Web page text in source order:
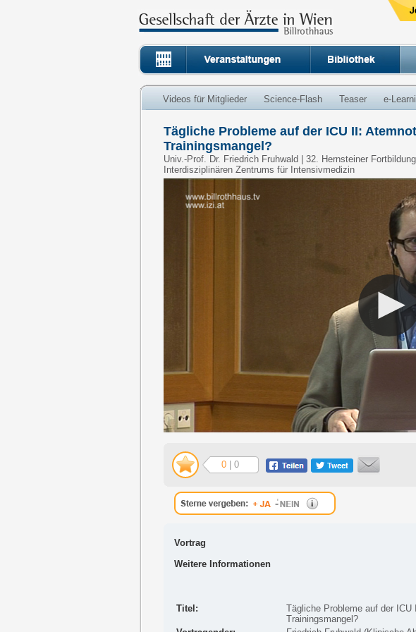
Videos für Mitglieder Science-Flash Teaser e-
Tägliche Probleme auf der ICU II:
Trainingsmangel?
Univ.-Prof. Dr. Friedrich Fruhwald | 32. Hernsteiner
Interdisziplinären Zentrums für Intensivmedizin
0 | 0
Vortrag
Weitere Informationen
Titel:
Tägliche Probleme auf der
Trainingsmangel?